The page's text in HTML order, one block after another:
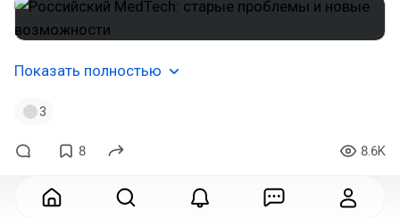
Показать полностью
3
8 8.6K